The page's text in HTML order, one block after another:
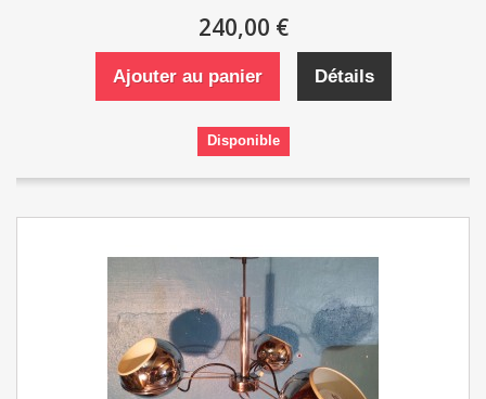
240,00 €
Ajouter au panier Détails
Disponible